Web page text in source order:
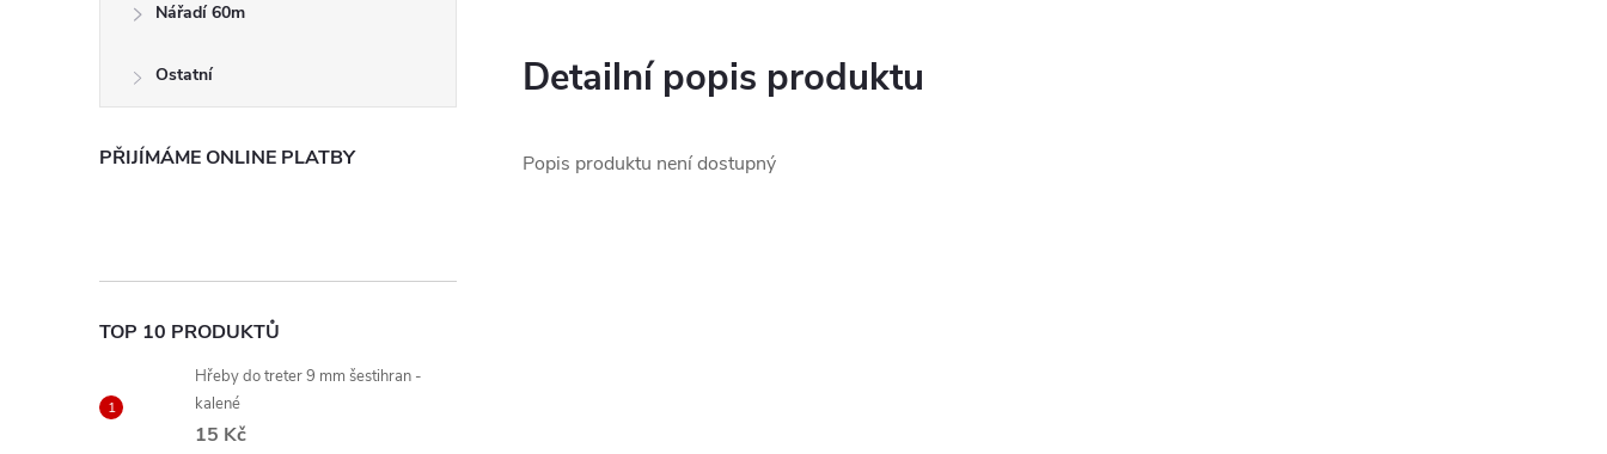
Nářadí 60m
Ostatní
PŘIJÍMÁME ONLINE PLATBY
TOP 10 PRODUKTŮ
Hřeby do treter 9 mm šestihran -
kalené
15 Kč
Detailní popis produktu
Popis produktu není dostupný